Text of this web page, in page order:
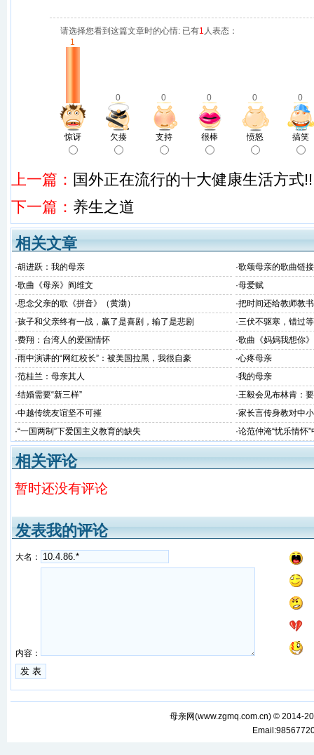
请选择您看到这篇文章时的心情: 已有1 人表态：
1
0 0 0 0 0
惊讶 欠揍 支持 很棒 愤怒 搞笑
上一篇： 国外正在流行的十大健康生活方式
下一篇： 养生之道
相关文章
·胡进跃：我的母亲 ·歌颂母亲的歌曲链接
·歌曲《母亲》阎维文 ·母爱赋
·思念父亲的歌《拼音》（黄渤） ·把时间还给教师教
·孩子和父亲终有一战，赢了是喜剧，输了是悲剧 ·三伏不驱寒，错过
·费翔：台湾人的爱国情怀 ·歌曲《妈妈我想你》
·雨中演讲的“网红校长”：被美国拉黑，我很自豪 ·心疼母亲
·范桂兰：母亲其人 ·我的母亲
·结婚需要“新三样” ·王毅会见布林肯：
对华非法无理制裁
·中越传统友谊坚不可摧 ·家长言传身教对中
·“一国两制”下爱国主义教育的缺失 ·论范仲淹“忧乐情怀
相关评论
暂时还没有评论
发表我的评论
大名：
内容：
母亲网(www.zgmq.com.cn) © 2014-